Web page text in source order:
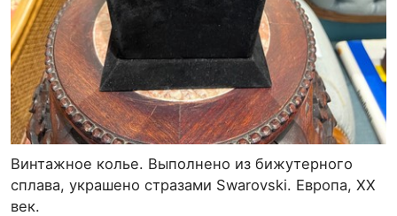
Винтажное колье. Выполнено из бижутерного
сплава, украшено стразами Swarovski. Европа, ХХ
век.